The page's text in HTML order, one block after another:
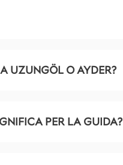
UZUNGÖL O AYDER?
PER LA GUIDA?